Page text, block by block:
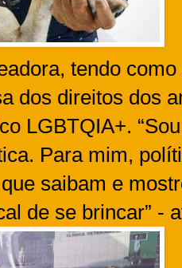
tendo
dos direitos dos
LGBTQIA+.
Para mim,
saibam e
de se brincar” -